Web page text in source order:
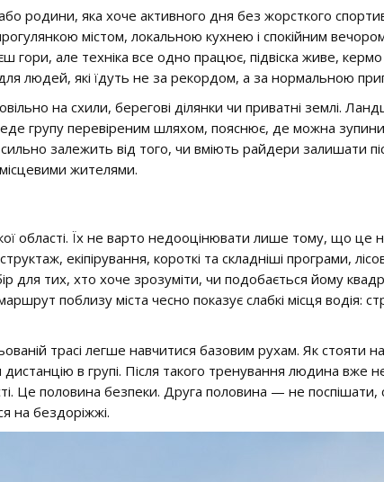
родини, яка хоче активного дня без жорсткого
містом, локальною кухнею і спокійним
але техніка все одно працює, підвіска живе,
людей, які їдуть не за рекордом, а за нормальною
на схили, берегові ділянки чи приватні землі.
групу перевіреним шляхом, пояснює, де можна
залежить від того, чи вміють райдери залишати
місцевими жителями.
області. Їх не варто недооцінювати лише тому, що це
екіпірування, короткі та складніші програми,
для тих, хто хоче зрозуміти, чи подобається йому
поблизу міста чесно показує слабкі місця водія:
трасі легше навчитися базовим рухам. Як стояти
в групі. Після такого тренування людина вже
Це половина безпеки. Друга половина — не поспішати,
на бездоріжжі.